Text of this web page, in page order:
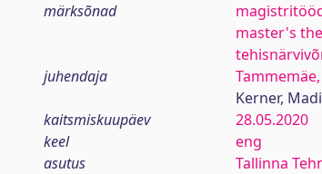
märksõnad
master's
juhendaja
Kerner,
kaitsmiskuupäev
28.05.2020
keel
eng
asutus
Tallinna